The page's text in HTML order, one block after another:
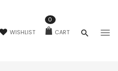
WISHLIST CART
0